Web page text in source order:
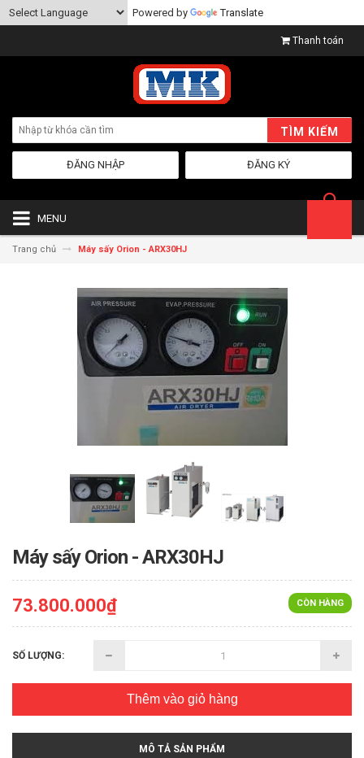
Powered by Translate
Thanh toán
TÌM KIẾM
ĐĂNG KÝ
ĐĂNG NHẬP
MENU
Trang chủ Máy sấy Orion - ARX30HJ
Máy sấy Orion - ARX30HJ
CÒN HÀNG
73.800.000₫
SỐ LƯỢNG:
Thêm vào giỏ hàng
MÔ TẢ SẢN PHẨM